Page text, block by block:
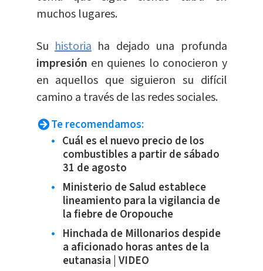
muchos lugares.
Su historiaha dejado una profunda
impresión en quienes lo conocieron y
en aquellos que siguieron su difícil
camino a través de las redes sociales.
Te recomendamos:
Cuál es el nuevo precio de los
combustibles a partir de sábado
31 de agosto
Ministerio de Salud establece
lineamiento para la vigilancia de
la fiebre de Oropouche
Hinchada de Millonarios despide
a aficionado horas antes de la
eutanasia | VIDEO